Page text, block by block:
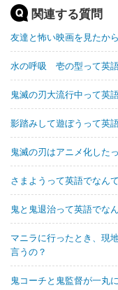
関連する質問
友達と怖い映画を見たか
水の呼吸 壱の型って英
鬼滅の刃大流行中って英
影踏みして遊ぼうって英
鬼滅の刃はアニメ化した
さまようって英語でなん
鬼と鬼退治って英語でな
マニラに行ったとき、現
言うの？
鬼コーチと鬼監督が一丸